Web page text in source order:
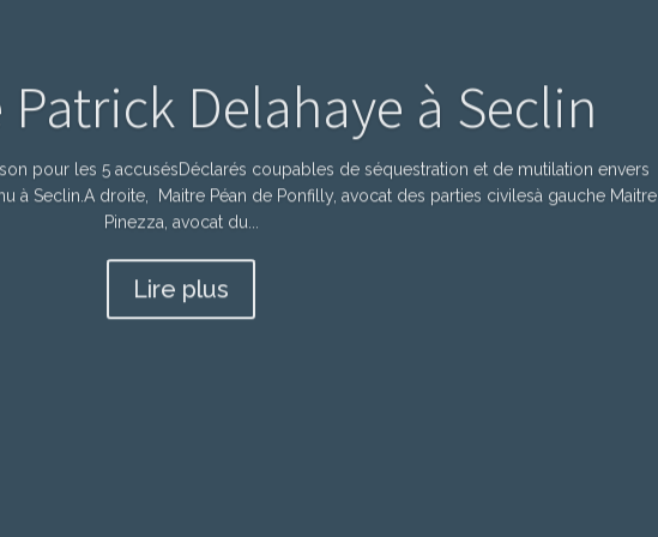
Delahaye à Seclin
pour les 5 accusésDéclarés coupables de séquestration et de mutilation envers
à Seclin.A droite, Maitre Péan de Ponfilly, avocat des parties civilesà gauche Maitre
Pinezza, avocat du...
Lire plus